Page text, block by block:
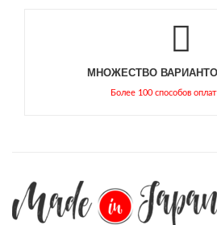
МНОЖЕСТВО
Более 100 способов